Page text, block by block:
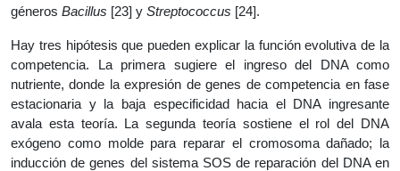
géneros Bacillus [23] y Streptococcus [24].
Hay tres hipótesis que pueden explicar la función evolutiva de la
competencia. La primera sugiere el ingreso del DNA como
nutriente, donde la expresión de genes de competencia en fase
estacionaria y la baja especificidad hacia el DNA ingresante
avala esta teoría. La segunda teoría sostiene el rol del DNA
exógeno como molde para reparar el cromosoma dañado; la
inducción de genes del sistema SOS de reparación del DNA en